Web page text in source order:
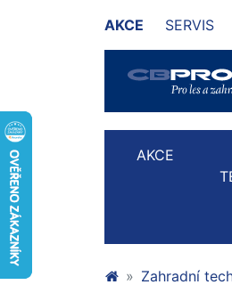
AKCE SERVIS
AKCE
Zahradní